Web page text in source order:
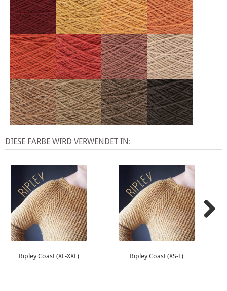
DIESE FARBE WIRD VERWENDET IN:
Ripley Coast (XL-XXL) Ripley Coast (XS-L)